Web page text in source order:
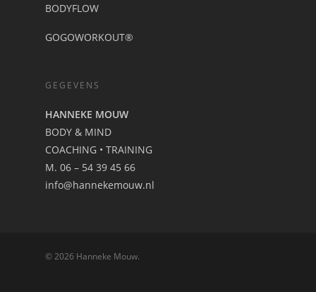
BODYFLOW
GOGOWORKOUT®
GEGEVENS
HANNEKE MOUW
BODY & MIND
COACHING • TRAINING
M. 06 – 54 39 45 66
info@hannekemouw.nl
© 2026 Hanneke Mouw.